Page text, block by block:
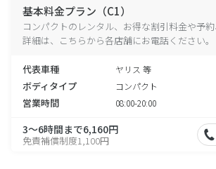
基本料金プラン（C1）
コンパクトのレンタル、お得な割引料金や予
詳細は、こちらから各店舗にお電話ください。
代表車種 ヤリス 等
ボディタイプ コンパクト
営業時間 08:00-20:00
3～6時間まで6,160円
免責補償制度1,100円